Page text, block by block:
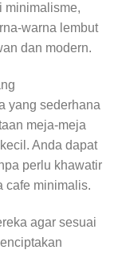
minimalisme,
warna lembut
dan modern.
yang sederhana
meja-meja
Anda dapat
perlu khawatir
cafe minimalis.
agar sesuai